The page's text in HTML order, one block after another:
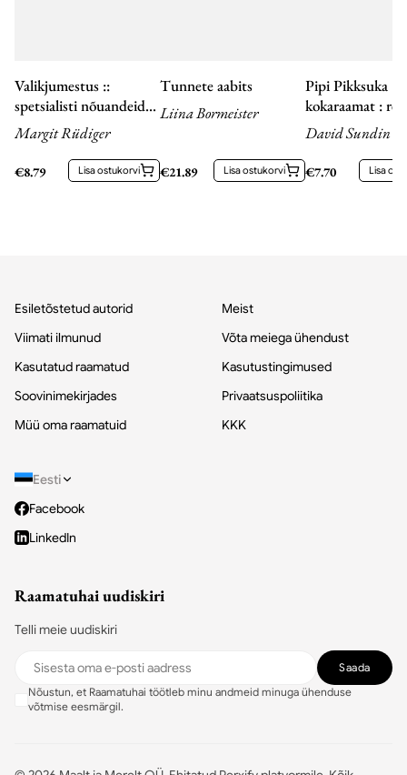
Valikjumestus ::
spetsialisti nõuandeid
igale näotüübile
Margit Rüdiger
€8.79 Lisa ostukorvi
Tunnete aabits
Liina Bormeister
€21.89 Lisa ostukorvi
Pipi Pikksuka
kokaraamat :
Segasumma
seitsmelt
maailmamerelt
David Sundin
€7.70 Lisa
Esiletõstetud autorid
Viimati ilmunud
Kasutatud raamatud
Soovinimekirjades
Müü oma raamatuid
Meist
Võta meiega ühendust
Kasutustingimused
Privaatsuspoliitika
KKK
Eesti
Facebook
LinkedIn
Raamatuhai uudiskiri
Telli meie uudiskiri
Saada
Nõustun, et Raamatuhai töötleb minu andmeid minuga ühenduse
võtmise eesmärgil.